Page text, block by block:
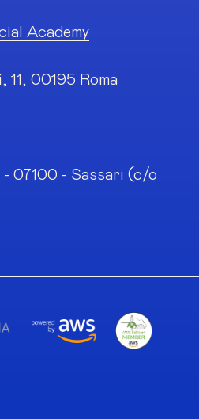
Academy
00195 Roma
07100 - Sassari (c/o